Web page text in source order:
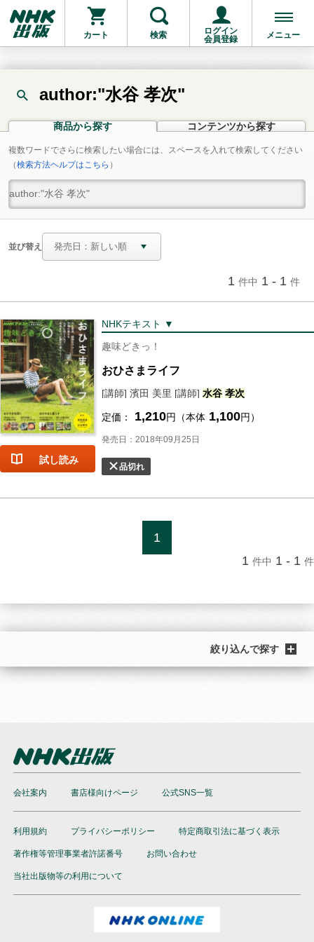
カート 検索
ログイン
会員登録
メニュー
author:"水谷 孝次"
商品から探す コンテンツから探す
複数ワードでさらに検索したい場合には、スペースを入れて検索してください
（検索方法ヘルプはこちら ）
並び替え
1 件中 1 - 1 件
試し読み
NHKテキスト ▼
趣味どきっ！
おひさまライフ
[講師] 濱田 美里 [講師] 水谷 孝次
定価： 1,210円（本体 1,100円）
発売日：2018年09月25日
品切れ
1
1 件中 1 - 1 件
絞り込んで探す
会社案内 書店様向けページ 公式SNS一覧
利用規約 プライバシーポリシー 特定商取引法に基づく表示
著作権等管理事業者許諾番号 お問い合わせ
当社出版物等の利用について